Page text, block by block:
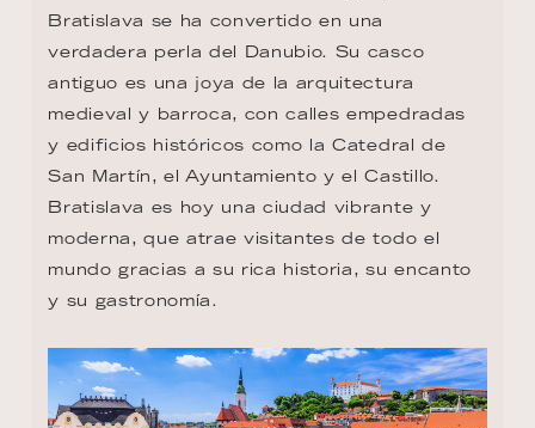
Bratislava se ha convertido en una
verdadera perla del Danubio. Su casco
antiguo es una joya de la arquitectura
medieval y barroca, con calles empedradas
y edificios históricos como la Catedral de
San Martín, el Ayuntamiento y el Castillo.
Bratislava es hoy una ciudad vibrante y
moderna, que atrae visitantes de todo el
mundo gracias a su rica historia, su encanto
y su gastronomía.